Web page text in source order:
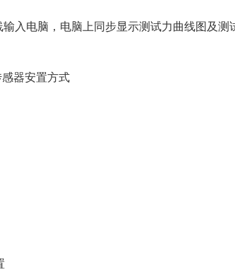
入电脑，电脑上同步显示测试力曲线图及
器安置方式